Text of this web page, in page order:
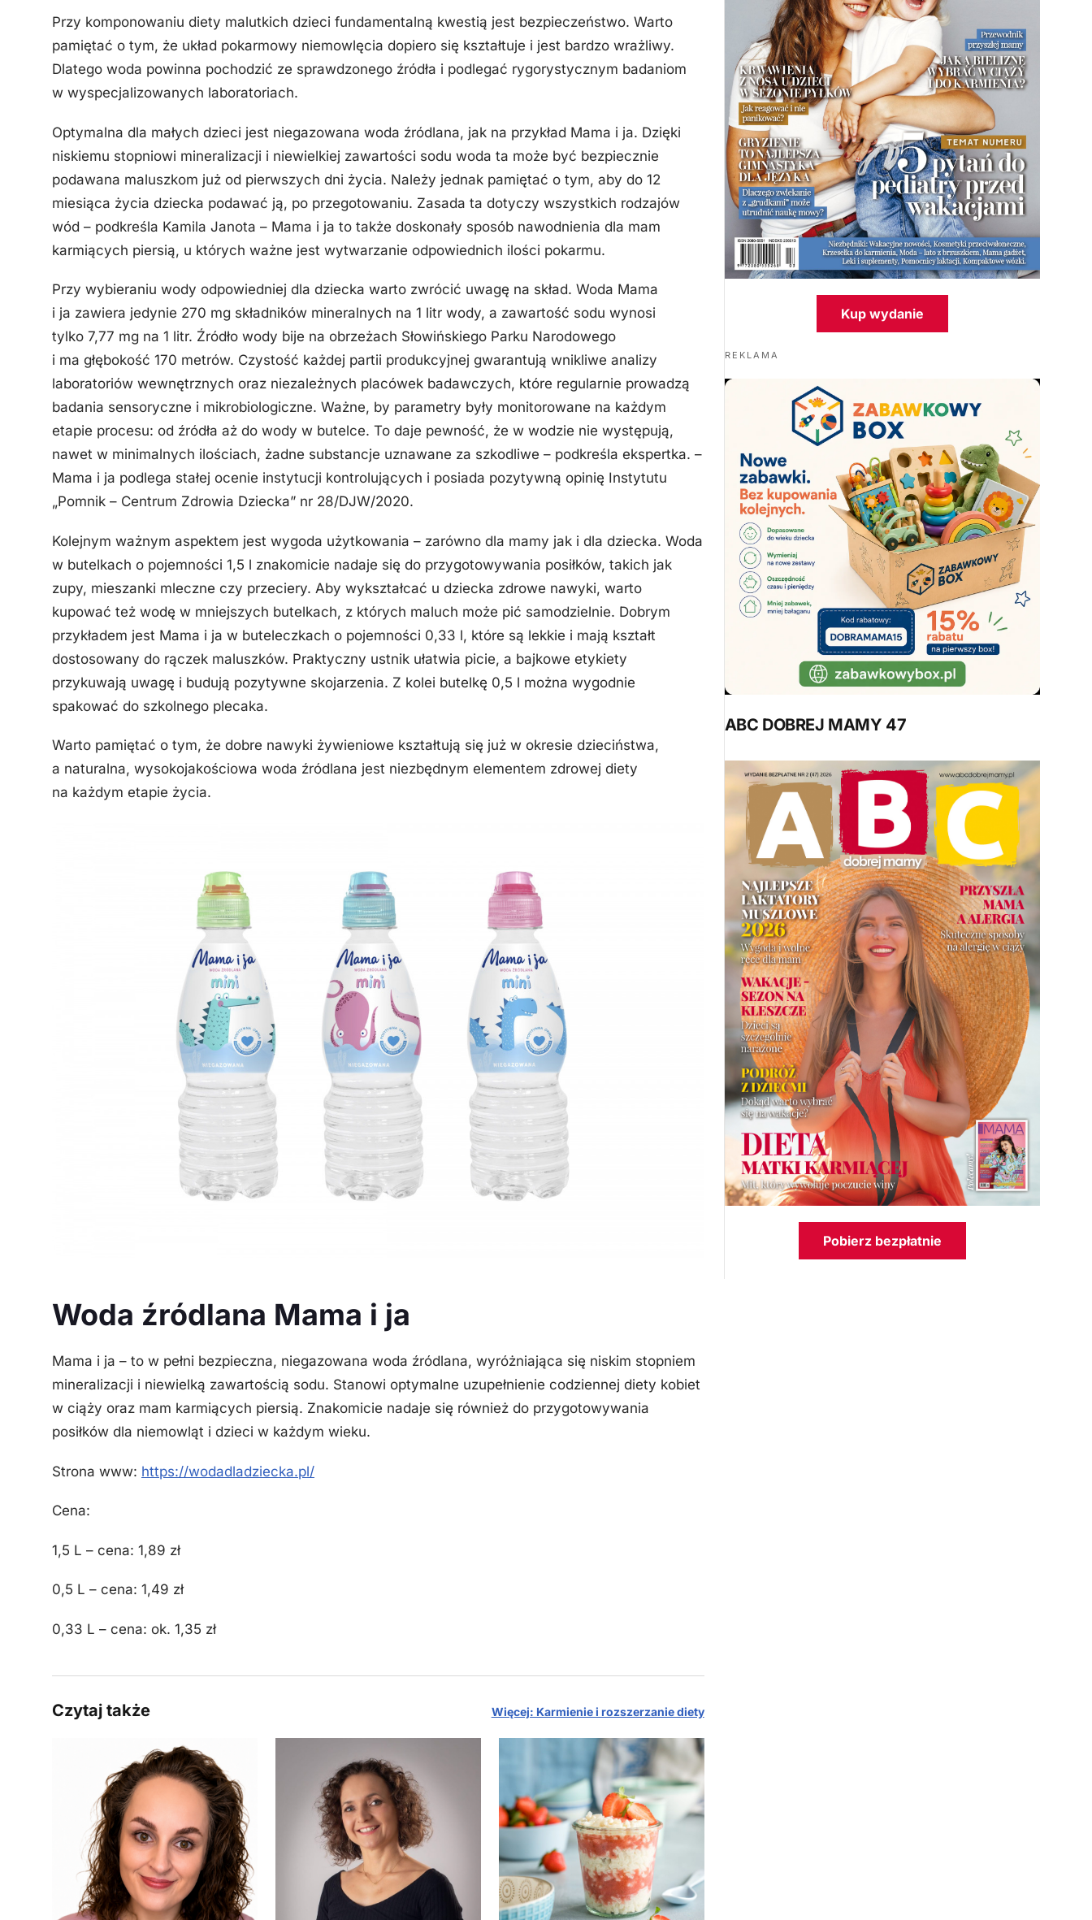
Przy komponowaniu diety malutkich dzieci fundamentalną kwestią jest bezpieczeństwo. Warto
pamiętać o tym, że układ pokarmowy niemowlęcia dopiero się kształtuje i jest bardzo wrażliwy.
Dlatego woda powinna pochodzić ze sprawdzonego źródła i podlegać rygorystycznym badaniom
w wyspecjalizowanych laboratoriach.
Optymalna dla małych dzieci jest niegazowana woda źródlana, jak na przykład Mama i ja. Dzięki
niskiemu stopniowi mineralizacji i niewielkiej zawartości sodu woda ta może być bezpiecznie
podawana maluszkom już od pierwszych dni życia. Należy jednak pamiętać o tym, aby do 12
miesiąca życia dziecka podawać ją, po przegotowaniu. Zasada ta dotyczy wszystkich rodzajów
wód – podkreśla Kamila Janota – Mama i ja to także doskonały sposób nawodnienia dla mam
karmiących piersią, u których ważne jest wytwarzanie odpowiednich ilości pokarmu.
Przy wybieraniu wody odpowiedniej dla dziecka warto zwrócić uwagę na skład. Woda Mama
i ja zawiera jedynie 270 mg składników mineralnych na 1 litr wody, a zawartość sodu wynosi
tylko 7,77 mg na 1 litr. Źródło wody bije na obrzeżach Słowińskiego Parku Narodowego
i ma głębokość 170 metrów. Czystość każdej partii produkcyjnej gwarantują wnikliwe analizy
laboratoriów wewnętrznych oraz niezależnych placówek badawczych, które regularnie prowadzą
badania sensoryczne i mikrobiologiczne. Ważne, by parametry były monitorowane na każdym
etapie procesu: od źródła aż do wody w butelce. To daje pewność, że w wodzie nie występują,
nawet w minimalnych ilościach, żadne substancje uznawane za szkodliwe – podkreśla ekspertka. –
Mama i ja podlega stałej ocenie instytucji kontrolujących i posiada pozytywną opinię Instytutu
„Pomnik – Centrum Zdrowia Dziecka” nr 28/DJW/2020.
Kolejnym ważnym aspektem jest wygoda użytkowania – zarówno dla mamy jak i dla dziecka. Woda
w butelkach o pojemności 1,5 l znakomicie nadaje się do przygotowywania posiłków, takich jak
zupy, mieszanki mleczne czy przeciery. Aby wykształcać u dziecka zdrowe nawyki, warto
kupować też wodę w mniejszych butelkach, z których maluch może pić samodzielnie. Dobrym
przykładem jest Mama i ja w buteleczkach o pojemności 0,33 l, które są lekkie i mają kształt
dostosowany do rączek maluszków. Praktyczny ustnik ułatwia picie, a bajkowe etykiety
przykuwają uwagę i budują pozytywne skojarzenia. Z kolei butelkę 0,5 l można wygodnie
spakować do szkolnego plecaka.
Warto pamiętać o tym, że dobre nawyki żywieniowe kształtują się już w okresie dzieciństwa,
a naturalna, wysokojakościowa woda źródlana jest niezbędnym elementem zdrowej diety
na każdym etapie życia.
Woda źródlana Mama i ja
Mama i ja – to w pełni bezpieczna, niegazowana woda źródlana, wyróżniająca się niskim stopniem
mineralizacji i niewielką zawartością sodu. Stanowi optymalne uzupełnienie codziennej diety kobiet
w ciąży oraz mam karmiących piersią. Znakomicie nadaje się również do przygotowywania
posiłków dla niemowląt i dzieci w każdym wieku.
Strona www: https://wodadladziecka.pl/
Cena:
1,5 L – cena: 1,89 zł
0,5 L – cena: 1,49 zł
0,33 L – cena: ok. 1,35 zł
Czytaj także Więcej: Karmienie i rozszerzanie diety
Kup wydanie
REKLAMA
ABC DOBREJ MAMY 47
Pobierz bezpłatnie